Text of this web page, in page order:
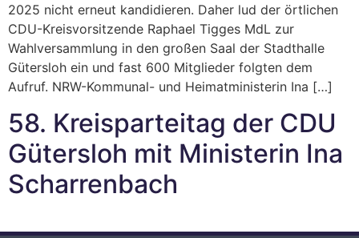
2025 nicht erneut kandidieren. Daher lud der örtlichen
CDU-Kreisvorsitzende Raphael Tigges MdL zur
Wahlversammlung in den großen Saal der Stadthalle
Gütersloh ein und fast 600 Mitglieder folgten dem
Aufruf. NRW-Kommunal- und Heimatministerin Ina […]
58. Kreisparteitag der CDU
Gütersloh mit Ministerin Ina
Scharrenbach